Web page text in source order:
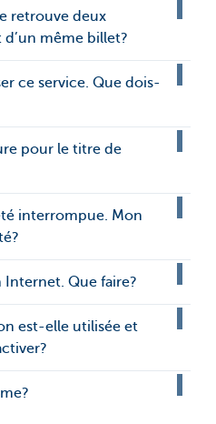
retrouve deux
même billet?
ce service. Que dois-
pour le titre de
interrompue. Mon
Internet. Que faire?
est-elle utilisée et